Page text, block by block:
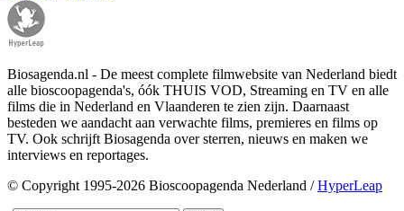
Biosagenda.nl - De meest complete filmwebsite van Nederland biedt
alle bioscoopagenda's, óók THUIS VOD, Streaming en TV en alle
films die in Nederland en Vlaanderen te zien zijn. Daarnaast
besteden we aandacht aan verwachte films, premieres en films op
TV. Ook schrijft Biosagenda over sterren, nieuws en maken we
interviews en reportages.
© Copyright 1995-2026 Bioscoopagenda Nederland /HyperLeap